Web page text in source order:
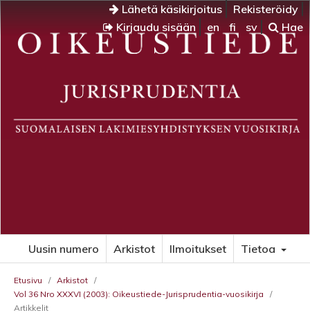
Lähetä käsikirjoitus
Rekisteröidy
Kirjaudu sisään
en fi sv Hae
Uusin numero Arkistot Ilmoitukset Tietoa
Etusivu / Arkistot /
Vol 36 Nro XXXVI (2003): Oikeustiede-Jurisprudentia-vuosikirja
/
Artikkelit